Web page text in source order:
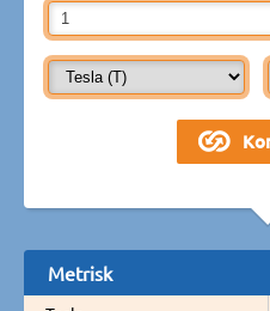
Metrisk